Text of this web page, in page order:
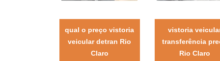
qual o preço vistoria
veicular detran Rio
Claro
vistoria
transferência
Rio Claro